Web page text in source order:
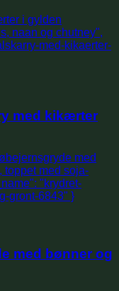
med kikærter
med bønner og